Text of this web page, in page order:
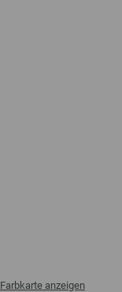
Farbkarte anzeigen